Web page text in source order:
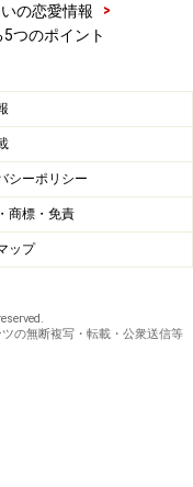
の恋愛情報
>
つのポイント
シーポリシー
商標・免責
ップ
の無断複写・転載・公衆送信等